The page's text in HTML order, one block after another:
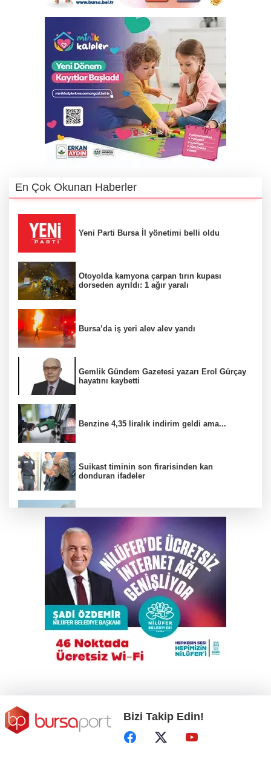
En Çok Okunan Haberler
Yeni Parti Bursa İl yönetimi belli oldu
Otoyolda kamyona çarpan tırın kupası
dorseden ayrıldı: 1 ağır yaralı
Bursa’da iş yeri alev alev yandı
Gemlik Gündem Gazetesi yazarı Erol Gürçay
hayatını kaybetti
Benzine 4,35 liralık indirim geldi ama...
Suikast timinin son firarisinden kan
donduran ifadeler
Mudanya'da tavuk çiftliğinde yangın çıktı
Elini spiral makinesine kaptırdı
Trump İran'la anlaşmadan yana; Ülkeyi taş
devrine döndürmekten söz ediyordu!
Yıldırım’da yıkıma ‘lüks’ engel
Bizi Takip Edin!